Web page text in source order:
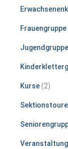
Frauengruppe
Jugendgruppe
Kurse (2)